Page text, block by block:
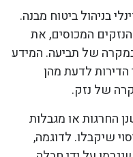
בניהול ביטוח מבנה.
המכוסים, את
של תביעה. המידע
לדעת מהן
של נזק.
החרגות או מגבלות
שיקבלו. לדוגמה,